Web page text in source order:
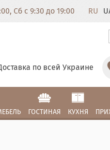
Сб с 9:30 до 19:00 RU
по всей Украине
ГОСТИНАЯ КУХНЯ